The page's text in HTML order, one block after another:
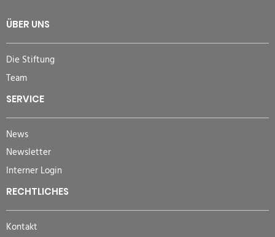
ÜBER UNS
Die Stiftung
Team
SERVICE
News
Newsletter
Interner Login
RECHTLICHES
Kontakt